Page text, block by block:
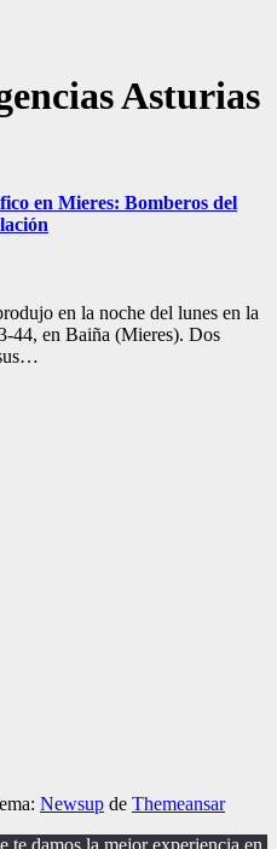
Asturias
en Mieres: Bomberos del
en la noche del lunes en la
44, en Baiña (Mieres). Dos
Newsup de Themeansar